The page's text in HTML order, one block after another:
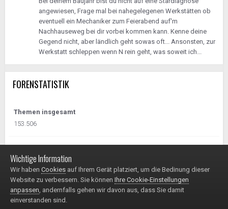
angewiesen, Frage mal bei nahegelegenen Werkstätten ob
eventuell ein Mechaniker zum Feierabend auf'm
Nachhauseweg bei dir vorbei kommen kann. Kenne deine
Gegend nicht, aber ländlich geht sowas oft... Ansonsten, zur
Werkstatt schleppen wenn N rein geht, was soweit ich...
FORENSTATISTIK
Themen insgesamt
153.506
1.620.461
Wichtige Information
Wir haben Cookies auf Ihrem Gerät platziert, um die Bedinung dieser
Website zu verbessern. Sie können Ihre Cookie-Einstellungen
anpassen, andernfalls gehen wir davon aus, dass Sie damit
einverstanden sind.